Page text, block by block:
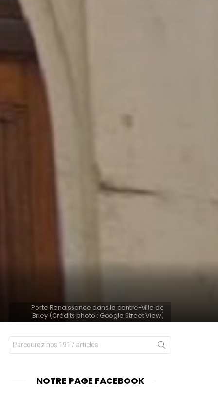
Porte Renaissance dans le centre-ville de
Briey (Crédits photo : Google Street View)
Chercher
pour
NOTRE PAGE FACEBOOK